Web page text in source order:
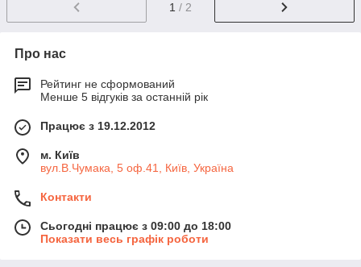
1 / 2
Про нас
Рейтинг не сформований
Менше 5 відгуків за останній рік
Працює з 19.12.2012
м. Київ
вул.В.Чумака, 5 оф.41, Київ, Україна
Контакти
Сьогодні працює з 09:00 до 18:00
Показати весь графік роботи